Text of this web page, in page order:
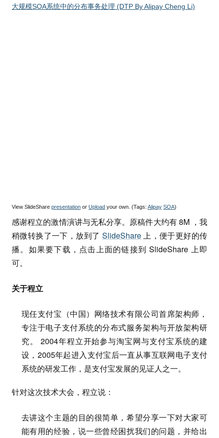
大规模SOA系统中的分布事务处理 (DTP By Alipay Cheng Li)
View SlideShare presentation or Upload your own. (Tags: Alipay SOA)
感谢程立的激情演讲与无私分享。原稿件大约有 8M ，我
稍微转换了一下，放到了 SlideShare上，便于更好的传
播。如果要下载，点击上面的链接到 SlideShare 上即
可。
关于程立
现任支付宝（中国）网络技术有限公司首席架构师，
专注于电子支付系统的分布式服务架构与开放架构研
究。 2004年程立开始参与淘宝网与支付宝系统的建
设，2005年起进入支付宝后一直从事互联网电子支付
系统的研发工作，是支付宝发展的见证人之一。
针对这次技术大会，程立说：
去讲这个主题的目的很简单，希望分享一下对大家可
能有用的经验，说一些曾经困扰我们的问题，并给出